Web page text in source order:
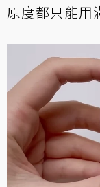
原度都只能用